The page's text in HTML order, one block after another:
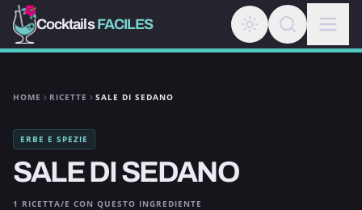
CocktailsFACILES
HOME RICETTE SALE DI SEDANO
ERBE E SPEZIE
SALE DI SEDANO
1 RICETTA/E CON QUESTO INGREDIENTE